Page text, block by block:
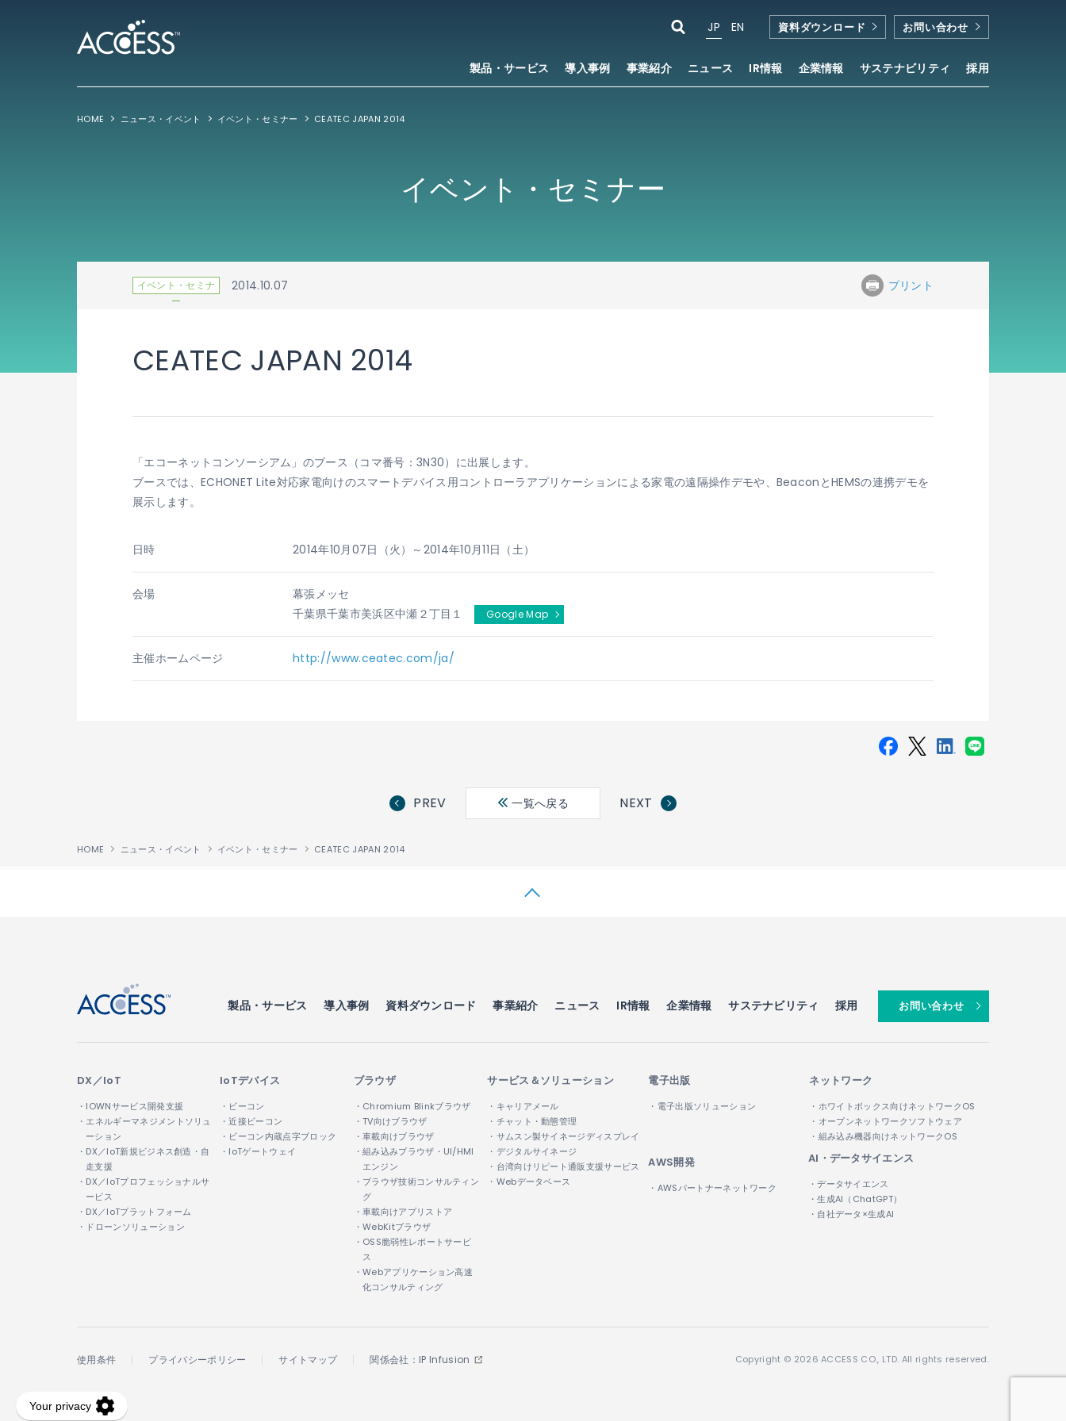
製品・サービス 導入事例 事業紹介 ニュース IR情報 企業情報 サステナビリティ 採用
JP EN 資料ダウンロード お問い合わせ
HOME ニュース・イベント イベント・セミナー CEATEC JAPAN 2014
イベント・セミナー
イベント・セミナ
ー
2014.10.07 プリント
CEATEC JAPAN 2014
「エコーネットコンソーシアム」のブース（コマ番号：3N30）に出展します。
ブースでは、ECHONET Lite対応家電向けのスマートデバイス用コントローラアプリケーションによる家電の遠隔操作デモや、BeaconとHEMSの連携デモを
展示します。
日時 2014年10月07日（火）～2014年10月11日（土）
会場
幕張メッセ
千葉県千葉市美浜区中瀬２丁目１
Google Map
主催ホームページ http://www.ceatec.com/ja/
PREV 一覧へ戻る NEXT
HOME ニュース・イベント イベント・セミナー CEATEC JAPAN 2014
製品・サービス 導入事例 資料ダウンロード 事業紹介 ニュース IR情報 企業情報 サステナビリティ 採用 お問い合わせ
DX／IoT
・IOWNサービス開発支援
・エネルギーマネジメントソリュ
ーション
・DX／IoT新規ビジネス創造・自
走支援
・DX／IoTプロフェッショナルサ
ービス
・DX／IoTプラットフォーム
・ドローンソリューション
IoTデバイス
・ビーコン
・近接ビーコン
・ビーコン内蔵点字ブロック
・IoTゲートウェイ
ブラウザ
・Chromium Blinkブラウザ
・TV向けブラウザ
・車載向けブラウザ
・組み込みブラウザ・UI/HMI
エンジン
・ブラウザ技術コンサルティン
グ
・車載向けアプリストア
・WebKitブラウザ
・OSS脆弱性レポートサービ
ス
・Webアプリケーション高速
化コンサルティング
サービス＆ソリューション
・キャリアメール
・チャット・動態管理
・サムスン製サイネージディスプレイ
・デジタルサイネージ
・台湾向けリピート通販支援サービス
・Webデータベース
電子出版
・電子出版ソリューション
ネットワーク
・ホワイトボックス向けネットワークOS
・オープンネットワークソフトウェア
・組み込み機器向けネットワークOS
AWS開発
・AWSパートナーネットワーク
AI・データサイエンス
・データサイエンス
・生成AI（ChatGPT）
・自社データ×生成AI
使用条件 プライバシーポリシー サイトマップ 関係会社：IP Infusion Copyright © 2026 ACCESS CO., LTD. All rights reserved.